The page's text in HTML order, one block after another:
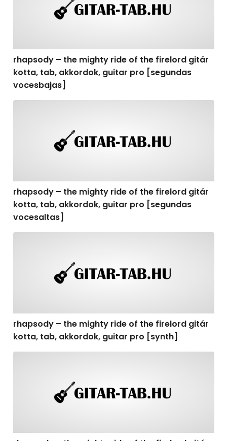
rhapsody – the mighty ride of the firelord gitár
kotta, tab, akkordok, guitar pro [segundas
vocesbajas]
rhapsody – the mighty ride of the firelord gitár
kotta, tab, akkordok, guitar pro [segundas
vocesaltas]
rhapsody – the mighty ride of the firelord gitár
kotta, tab, akkordok, guitar pro [synth]